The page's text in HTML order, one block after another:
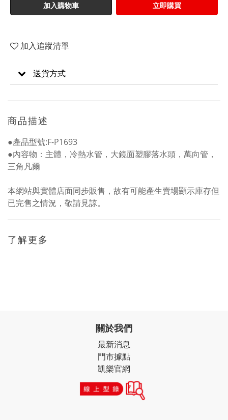
加入購物車 立即購買
加入追蹤清單
送貨方式
商品描述
●產品型號:F-P1693
●內容物：主體，冷熱水管，大鏡面塑膠落水頭，萬向管，
三角凡爾
本網站與實體店面同步販售，故有可能產生賣場顯示庫存但
已完售之情況，敬請見諒。
了解更多
關於我們
最新消息
門市據點
凱樂官網